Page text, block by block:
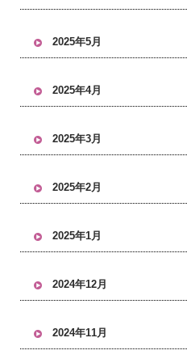
2025年5月
2025年4月
2025年3月
2025年2月
2025年1月
2024年12月
2024年11月